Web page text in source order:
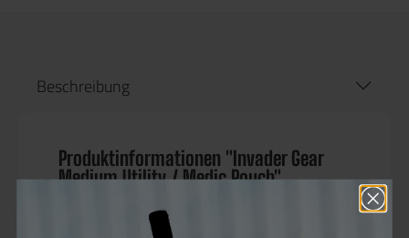
Beschreibung
Produktinformationen "Invader Gear
Medium Utility / Medic Pouch"
Invader Gear Medium Utility / Medic Pouch